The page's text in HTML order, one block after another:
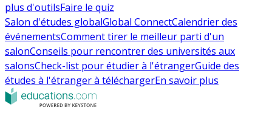
plus d'outilsFaire le quiz
Salon d'études globalGlobal ConnectCalendrier des
événementsComment tirer le meilleur parti d'un
salonConseils pour rencontrer des universités aux
salonsCheck-list pour étudier à l'étrangerGuide des
études à l'étranger à téléchargerEn savoir plus